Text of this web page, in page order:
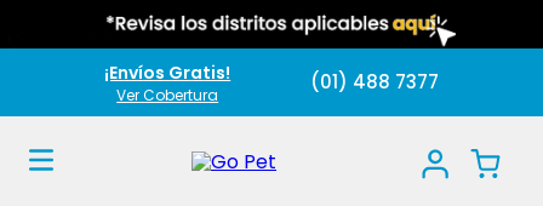
¡Envíos Gratis!
Ver Cobertura (01) 488 7377